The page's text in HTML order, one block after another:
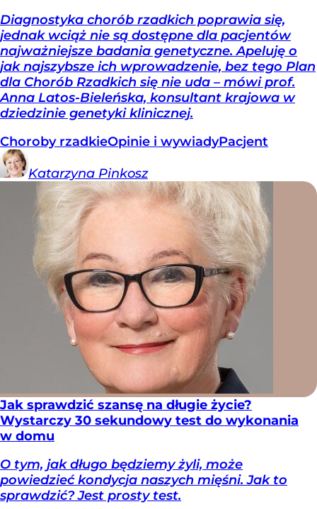
Diagnostyka chorób rzadkich poprawia się,
jednak wciąż nie są dostępne dla pacjentów
najważniejsze badania genetyczne. Apeluję o
jak najszybsze ich wprowadzenie, bez tego Plan
dla Chorób Rzadkich się nie uda – mówi prof.
Anna Latos-Bieleńska, konsultant krajowa w
dziedzinie genetyki klinicznej.
Choroby rzadkieOpinie i wywiadyPacjent
Katarzyna Pinkosz
Jak sprawdzić szansę na długie życie?
Wystarczy 30 sekundowy test do wykonania
w domu
O tym, jak długo będziemy żyli, może
powiedzieć kondycja naszych mięśni. Jak to
sprawdzić? Jest prosty test.